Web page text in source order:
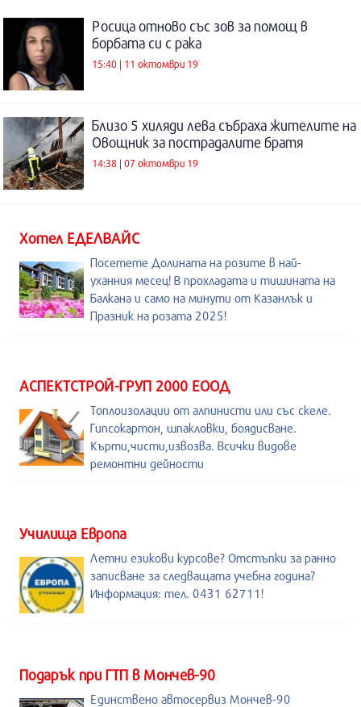
Росица отново със зов за помощ в
борбата си с рака
15:40 | 11 октомври 19
Близо 5 хиляди лева събраха жителите на
Овощник за пострадалите братя
14:38 | 07 октомври 19
Хотел ЕДЕЛВАЙС
Посетете Долината на розите в най-
уханния месец! В прохладата и тишината на
Балкана и само на минути от Казанлък и
Празник на розата 2025!
АСПЕКТСТРОЙ-ГРУП 2000 ЕООД
Топлоизолации от алпинисти или със скеле.
Гипсокартон, шпакловки, боядисване.
Кърти,чисти,извозва. Всички видове
ремонтни дейности
Училища Европа
Летни езикови курсове? Отстъпки за ранно
записване за следващата учебна година?
Информация: тел. 0431 62711!
Подарък при ГТП в Мончев-90
Единствено автосервиз Мончев-90